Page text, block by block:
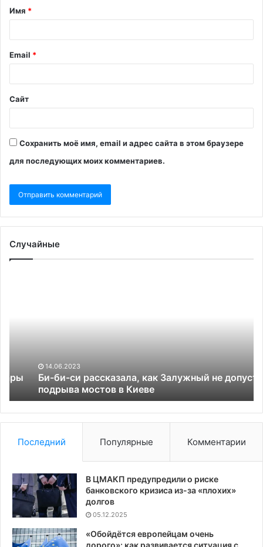
Имя *
Email *
Сайт
Сохранить моё имя, email и адрес сайта в этом браузере
для последующих моих комментариев.
Случайные
допустил
подрыва
в
Киеве
14.06.2023
Би-би-си рассказала, как Залужный не допустил
подрыва мостов в Киеве
Последний Популярные Комментарии
В ЦМАКП предупредили о риске
банковского кризиса из-за «плохих»
долгов
05.12.2025
«Обойдётся европейцам очень
дорого»: как развивается ситуация с